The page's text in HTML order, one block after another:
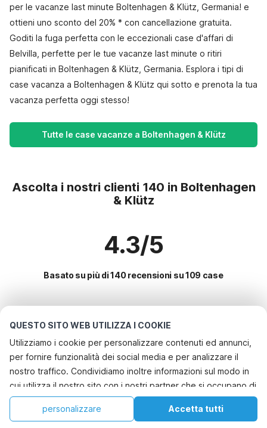
QUESTO SITO WEB UTILIZZA I COOKIE
Utilizziamo i cookie per personalizzare contenuti ed annunci,
per fornire funzionalità dei social media e per analizzare il
nostro traffico. Condividiamo inoltre informazioni sul modo in
cui utilizza il nostro sito con i nostri partner che si occupano di
analisi dei dati web, pubblicità e social media, i quali
potrebbero combinarle con altre informazioni che ha fornito
Accetta tutti
personalizzare
per le vacanze last minute Boltenhagen & Klütz, Germania! e
ottieni uno sconto del 20% * con cancellazione gratuita.
Goditi la fuga perfetta con le eccezionali case d'affari di
Belvilla, perfette per le tue vacanze last minute o ritiri
pianificati in Boltenhagen & Klütz, Germania. Esplora i tipi di
case vacanza a Boltenhagen & Klütz qui sotto e prenota la tua
vacanza perfetta oggi stesso!
Tutte le case vacanze a Boltenhagen & Klütz
Ascolta i nostri clienti 140 in Boltenhagen
& Klütz
4.3/5
Basato su più di 140 recensioni su 109 case
Le destinazioni più popolari per le
vacanze
Servizi più popolari per le vacanze in Boltenhagen & klütz
Casa vacanze al mare
Casa vacanze a misura di bambino
Casa vacanze con giardino
Le migliori regioni con i migliori servizi per le vacanze
Casa vacanze a misura di bambino mecklenburgo-pomerania
Casa vacanze a misura di bambino ostsee
Città con i migliori servizi per le vacanze
Casa Lista dei desideri Prenotazioni Account